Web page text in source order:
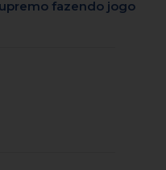
fazendo jogo